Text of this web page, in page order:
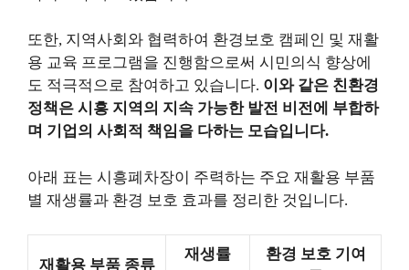
또한, 지역사회와 협력하여 환경보호 캠페인 및 재활
용 교육 프로그램을 진행함으로써 시민의식 향상에
도 적극적으로 참여하고 있습니다. 이와 같은 친환경
정책은 시흥 지역의 지속 가능한 발전 비전에 부합하
며 기업의 사회적 책임을 다하는 모습입니다.
아래 표는 시흥폐차장이 주력하는 주요 재활용 부품
별 재생률과 환경 보호 효과를 정리한 것입니다.
재활용 부품 종류
재생률
환경 보호 기여